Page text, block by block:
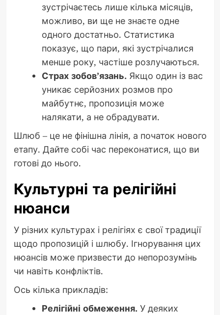
зустрічаєтесь лише кілька місяців,
можливо, ви ще не знаєте одне
одного достатньо. Статистика
показує, що пари, які зустрічалися
менше року, частіше розлучаються.
Страх зобов’язань. Якщо один із вас
уникає серйозних розмов про
майбутнє, пропозиція може
налякати, а не обрадувати.
Шлюб – це не фінішна лінія, а початок нового
етапу. Дайте собі час переконатися, що ви
готові до нього.
Культурні та релігійні
нюанси
У різних культурах і релігіях є свої традиції
щодо пропозицій і шлюбу. Ігнорування цих
нюансів може призвести до непорозумінь
чи навіть конфліктів.
Ось кілька прикладів:
Релігійні обмеження. У деяких